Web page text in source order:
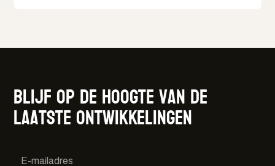
Blijf op de hoogte van de
laatste ontwikkelingen